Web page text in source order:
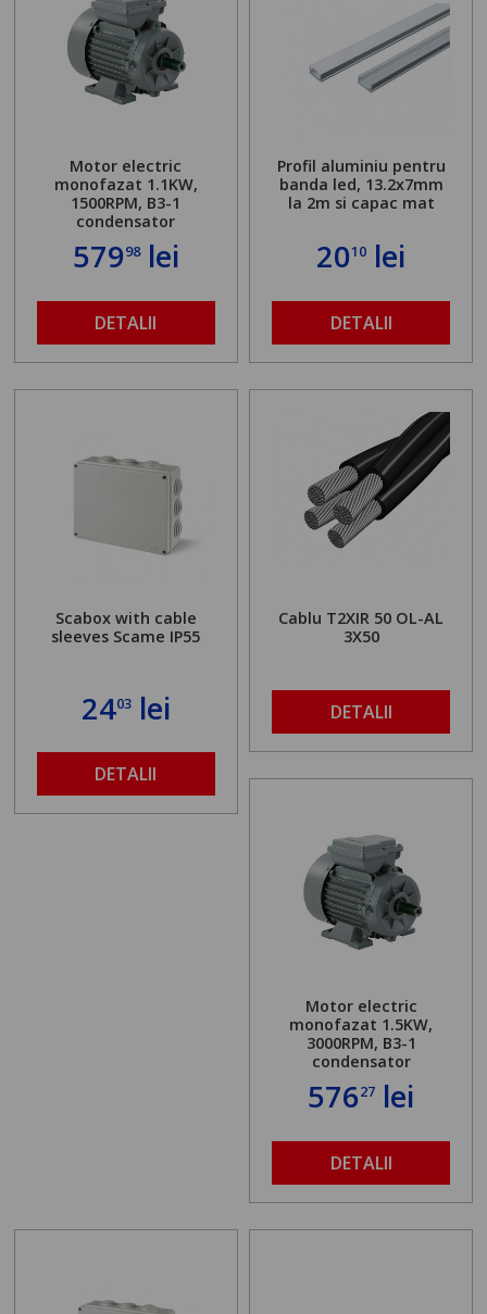
Motor electric
monofazat 1.1KW,
1500RPM, B3-1
condensator
57998lei
DETALII
Profil aluminiu pentru
banda led, 13.2x7mm
la 2m si capac mat
2010 lei
DETALII
Scabox with cable
sleeves Scame IP55
2403lei
DETALII
Cablu T2XIR 50 OL-AL
3X50
DETALII
Motor electric
monofazat 1.5KW,
3000RPM, B3-1
condensator
57627 lei
DETALII